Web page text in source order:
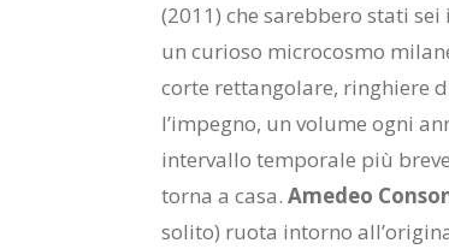
(2011) che sarebbero stati
un curioso microcosmo
corte rettangolare, ringhiere
l’impegno, un volume ogni
intervallo temporale più
torna a casa. Amedeo
solito) ruota intorno